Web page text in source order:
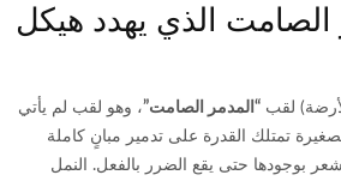
الذي يهدد هيكل
لقب “المدمر الصامت”، وهو لقب لم يأتي
تمتلك القدرة على تدمير مبانٍ كاملة
بوجودها حتى يقع الضرر بالفعل. النمل